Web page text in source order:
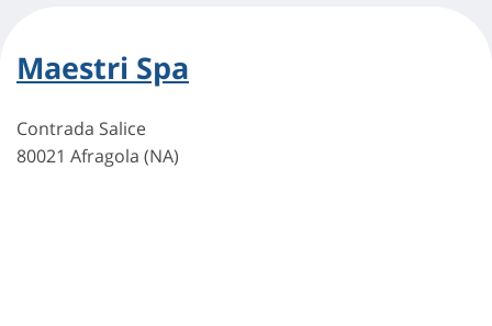
Maestri Spa
Contrada Salice
80021 Afragola (NA)